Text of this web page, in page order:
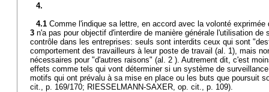
4.
4.1 Comme l'indique sa lettre, en accord avec la volonté exprimée
3 n'a pas pour objectif d'interdire de manière générale l'utilisation
contrôle dans les entreprises: seuls sont interdits ceux qui sont
comportement des travailleurs à leur poste de travail (al. 1), mais
nécessaires pour "d'autres raisons" (al. 2 ). Autrement dit, c'est
effets comme tels qui vont déterminer si un système de
motifs qui ont prévalu à sa mise en place ou les buts que poursuit
cit., p. 169/170; RIESSELMANN-SAXER, op. cit., p. 109).